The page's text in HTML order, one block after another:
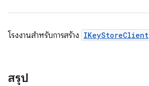
โรงงานสําหรับการสร้าง IKeyStoreClient
สรุป